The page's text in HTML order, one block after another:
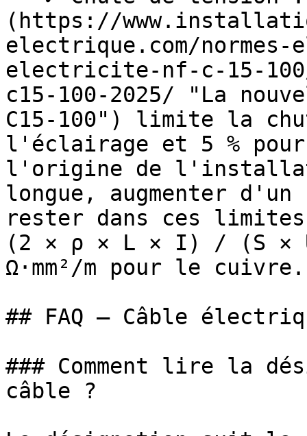
(https://
electrique.com/normes-
electricite-nf-c-15-
c15-100-2025/ "La
C15-100") limite la
l'éclairage et 5 %
l'origine de
longue, augmenter
rester dans ces
(2 × ρ × L × I) / (S ×
Ω·mm²/m pour le
## FAQ — Câble
### Comment lire la
câble ?